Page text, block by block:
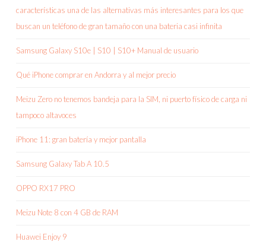
características una de las alternativas más interesantes para los que
buscan un teléfono de gran tamaño con una bateria casi infinita
Samsung Galaxy S10e | S10 | S10+ Manual de usuario
Qué iPhone comprar en Andorra y al mejor precio
Meizu Zero no tenemos bandeja para la SIM, ni puerto físico de carga ni
tampoco altavoces
iPhone 11: gran batería y mejor pantalla
Samsung Galaxy Tab A 10.5
OPPO RX17 PRO
Meizu Note 8 con 4 GB de RAM
Huawei Enjoy 9